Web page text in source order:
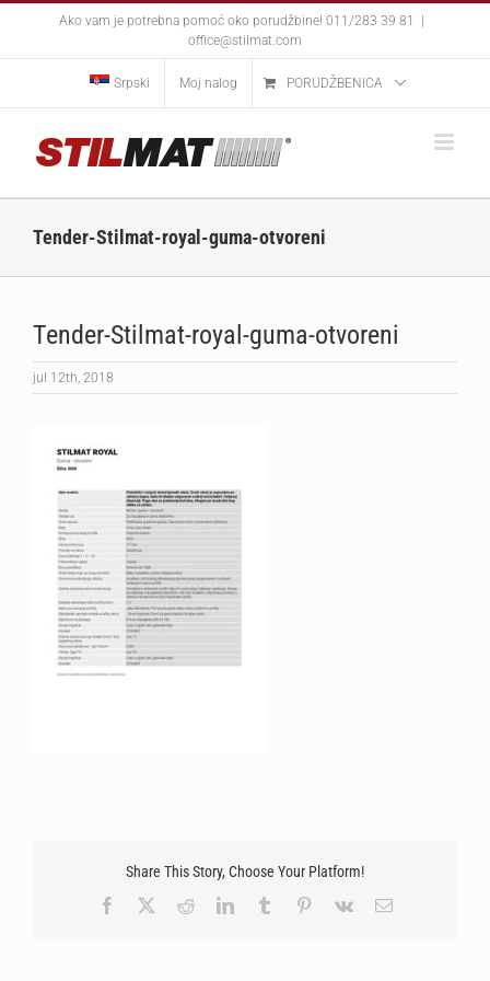
Ako vam je potrebna pomoć oko porudžbine! 011/283 39 81
office@stilmat.com
Srpski Moj nalog PORUDŽBENICA
Tender-Stilmat-royal-guma-otvoreni
Tender-Stilmat-royal-guma-otvoreni
jul 12th, 2018
Share This Story, Choose Your Platform!
Facebook
RedditLinkedInTumblr Pinterest
Vk Email